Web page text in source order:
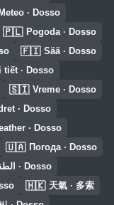
Meteo · Dosso
🇵🇱 Pogoda · Dosso
🇫🇮 Sää · Dosso
tiết · Dosso
🇸🇮 Vreme · Dosso
· Dosso
· Dosso
🇺🇦 Погода · Dosso
الطقس · Dosso
🇭🇰 天氣 · 多索